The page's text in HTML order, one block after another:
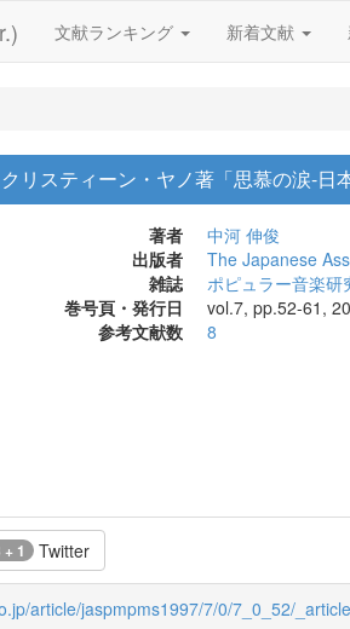
文献ランキング 新着文献
リスティーン・ヤノ著「思慕の涙-日
著者
中河 伸俊
出版者
The Japanese
雑誌
ポピュラー音楽研
巻号頁・発行日
vol.7, pp.52-61,
参考文献数
8
+ 1 Twitter
article/jaspmpms1997/7/0/7_0_52/